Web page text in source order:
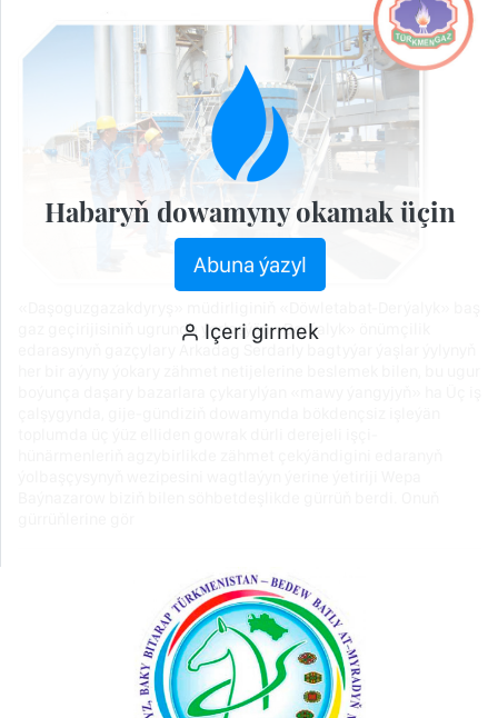
gaz geçirijisiniň ugrunda ýerleşýän «Derýalyk» önümçilik
edarasynyň gazçylary Arkadag Serdarly bagtyýar ýaşlar ýylynyň
Habaryň dowamyny okamak üçin
Abuna ýazyl
Içeri girmek